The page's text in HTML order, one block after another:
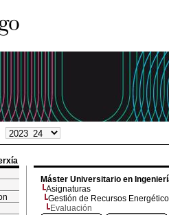
Máster Universitario en
Asignaturas
Gestión de Recursos
Evaluación